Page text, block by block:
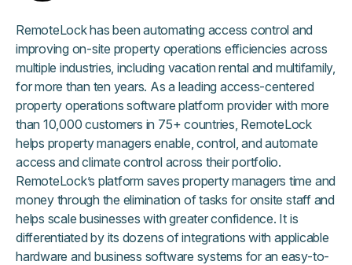
RemoteLock has been automating access control and
improving on-site property operations efficiencies across
multiple industries, including vacation rental and multifamily,
for more than ten years. As a leading access-centered
property operations software platform provider with more
than 10,000 customers in 75+ countries, RemoteLock
helps property managers enable, control, and automate
access and climate control across their portfolio.
RemoteLock’s platform saves property managers time and
money through the elimination of tasks for onsite staff and
helps scale businesses with greater confidence. It is
differentiated by its dozens of integrations with applicable
hardware and business software systems for an easy-to-